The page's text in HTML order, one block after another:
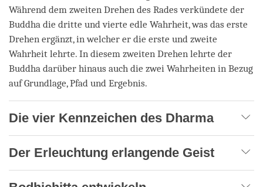
Während dem zweiten Drehen des Rades verkündete der
Buddha die dritte und vierte edle Wahrheit, was das erste
Drehen ergänzt, in welcher er die erste und zweite
Wahrheit lehrte. In diesem zweiten Drehen lehrte der
Buddha darüber hinaus auch die zwei Wahrheiten in Bezug
auf Grundlage, Pfad und Ergebnis.
Die vier Kennzeichen des Dharma
Der Erleuchtung erlangende Geist